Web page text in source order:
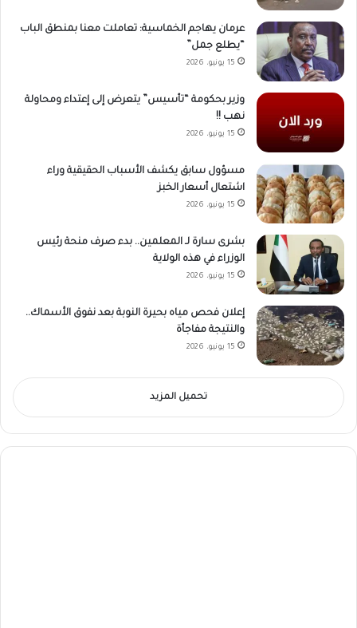
عرمان يهاجم الخماسية: تعاملت معنا بمنطق الباب
“يطلع جمل”
15 يونيو، 2026
وزير بحكومة “تأسيس” يتعرض إلى إعتداء ومحاولة
نهب !!
15 يونيو، 2026
مسؤول سابق يكشف الأسباب الحقيقية وراء
اشتعال أسعار الخبز
15 يونيو، 2026
بشرى سارة لـ المعلمين.. بدء صرف منحة رئيس
الوزراء في هذه الولاية
15 يونيو، 2026
إعلان فحص مياه بحيرة النوبة بعد نفوق الأسماك..
والنتيجة مفاجأة
15 يونيو، 2026
تحميل المزيد